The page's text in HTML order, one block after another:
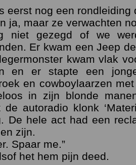
eerst nog een rondleiding
ja, maar ze verwachten
niet gezegd of we
Er kwam een Jeep
kwam vlak
en er stapte een
en cowboylaarzen
in zijn blonde
autoradio klonk
De hele act had een
zijn.
Spaar me.”
het hem pijn deed.